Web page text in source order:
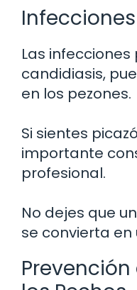
Infecciones
Las
candidiasis,
en los pezones.
Si sientes
importante
profesional.
No dejes que
se convierta